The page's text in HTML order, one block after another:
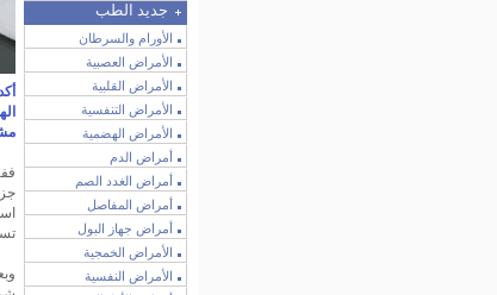
جديد الطب
الأورام والسرطان
الأمراض العصبية
الأمراض القلبية
الأمراض التنفسية
الأمراض الهضمية
أمراض الدم
أمراض الغدد الصم
أمراض المفاصل
أمراض جهاز البول
الأمراض الخمجية
الأمراض النفسية